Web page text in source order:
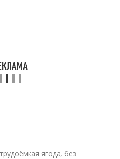
ягода, без